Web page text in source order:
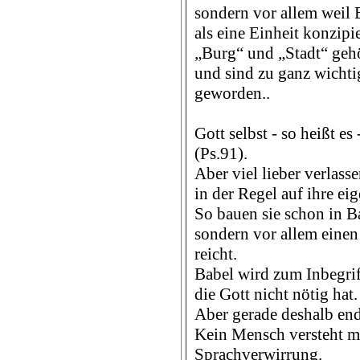
sondern vor allem weil
als eine Einheit
„Burg“ und „Stadt“
und sind zu ganz
geworden..
Gott selbst - so heißt
(Ps.91).
Aber viel lieber
in der Regel auf ihre
So bauen sie schon in
sondern vor allem
reicht.
Babel wird zum
die Gott nicht nötig hat.
Aber gerade deshalb
Kein Mensch versteht
Sprachverwirrung.